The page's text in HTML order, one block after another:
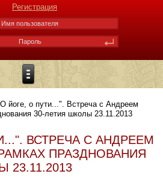
Регистрация
йоге, о пути...". Встреча с Андреем
30-летия школы 23.11.2013
ВСТРЕЧА С АНДРЕЕМ
ПРАЗДНОВАНИЯ
23.11.2013